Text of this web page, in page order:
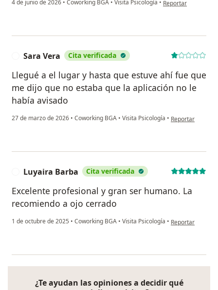
4 de junio de 2026 • Coworking BGA • Visita Psicología • Reportar
Sara Vera Cita verificada
Llegué a el lugar y hasta que estuve ahí fue que
me dijo que no estaba que la aplicación no le
había avisado
27 de marzo de 2026 • Coworking BGA • Visita Psicología • en opinión del
Reportar
Luyaira Barba Cita verificada
Excelente profesional y gran ser humano. La
recomiendo a ojo cerrado
1 de octubre de 2025 • Coworking BGA • Visita Psicología • en opinión del
Reportar
¿Te ayudan las opiniones a decidir qué